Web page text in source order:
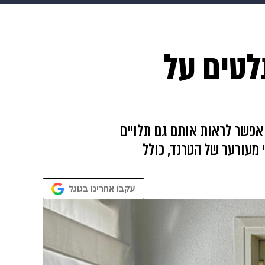
על
לראות אותם גם תלויים
הכוכב הבלתי מעורער של הטרנד, כולל
עקבו אחרינו בגוגל